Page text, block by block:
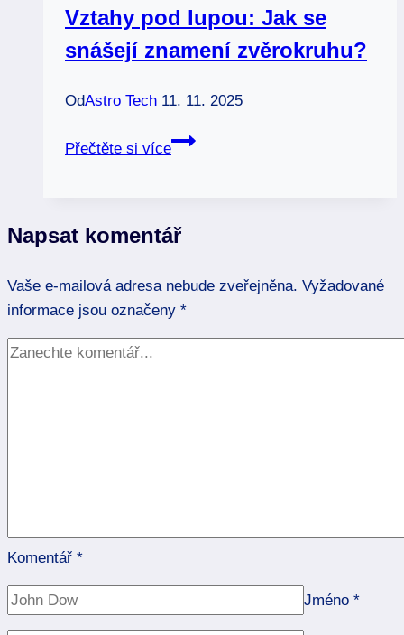
Vztahy pod lupou: Jak se
snášejí znamení zvěrokruhu?
OdAstro Tech 11. 11. 2025
Přečtěte si více
Vztahy
se
znamení
zvěrokruhu?
Napsat komentář
Vaše e-mailová adresa nebude zveřejněna. Vyžadované
informace jsou označeny *
Komentář *
Jméno *